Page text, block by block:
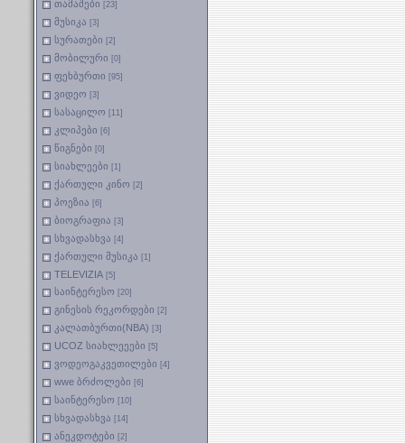
თამაშები [23]
მუსიკა [3]
სურათები [2]
მობილური [0]
ფეხბურთი [95]
ვიდეო [3]
სასაცილო [11]
კლიპები [6]
წიგნები [0]
სიახლეები [1]
ქართული კინო [2]
პოეზია [6]
ბიოგრაფია [3]
სხვადასხვა [4]
ქართული მუსიკა [1]
TELEVIZIA [5]
საინტერესო [20]
გინესის რეკორდები [2]
კალათბურთი(NBA) [3]
UCOZ სიახლეეები [5]
ვოდეოგაკვეთილები [4]
wwe ბრძოლები [6]
საინტერესო [10]
სხვადასხვა [14]
ანეკდოტები [2]